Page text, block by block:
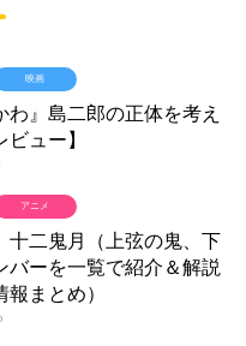
わ』島二郎の正体を考え
ュー】
映画
十二鬼月（上弦の鬼、下
バーを一覧で紹介＆解説
報まとめ）
アニメ